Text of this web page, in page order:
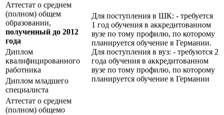
Аттестат о среднем
(полном) общем
образовании,
полученный до 2012
года
Для поступления в ШК: - требуется
1 год обучения в аккредитованном
вузе по тому профилю, по которому
планируется обучение в Германии.
Для поступления в вуз: - требуются 2
года обучения в аккредитованном
вузе по тому профилю, по которому
планируется обучение в Германии
Диплом
квалифицированного
работника
Диплом младшего
специалиста
Аттестат о среднем
(полном) общемо